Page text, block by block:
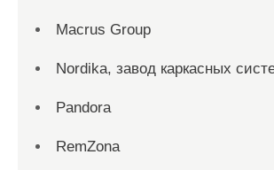
Macrus Group
Nordika, завод каркасных
Pandora
RemZona